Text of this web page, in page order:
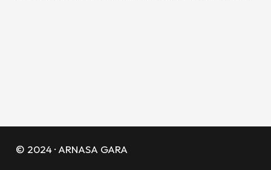
© 2024 · ARNASA GARA